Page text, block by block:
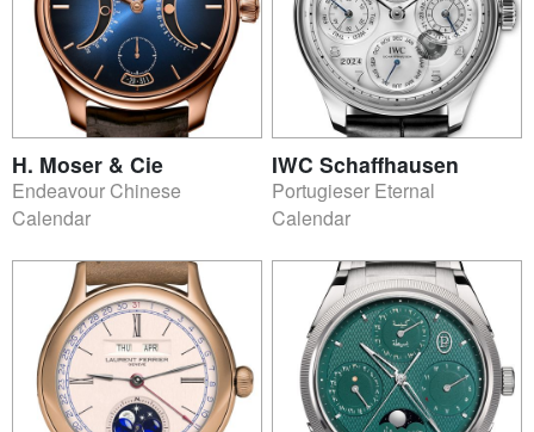
H. Moser & Cie
Endeavour Chinese
Calendar
IWC Schaffhausen
Portugieser Eternal
Calendar